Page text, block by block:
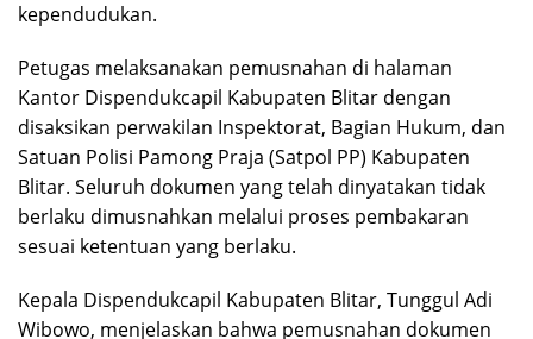
kependudukan.
Petugas melaksanakan pemusnahan di halaman
Kantor Dispendukcapil Kabupaten Blitar dengan
disaksikan perwakilan Inspektorat, Bagian Hukum, dan
Satuan Polisi Pamong Praja (Satpol PP) Kabupaten
Blitar. Seluruh dokumen yang telah dinyatakan tidak
berlaku dimusnahkan melalui proses pembakaran
sesuai ketentuan yang berlaku.
Kepala Dispendukcapil Kabupaten Blitar, Tunggul Adi
Wibowo, menjelaskan bahwa pemusnahan dokumen